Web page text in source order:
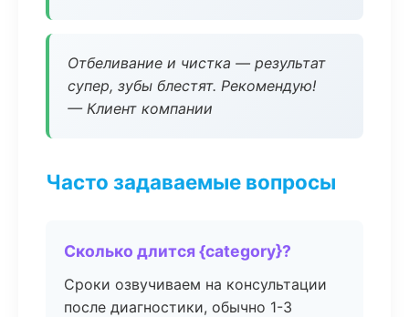
Отбеливание и чистка — результат
супер, зубы блестят. Рекомендую!
— Клиент компании
Часто задаваемые вопросы
Сколько длится {category}?
Сроки озвучиваем на консультации
после диагностики, обычно 1-3